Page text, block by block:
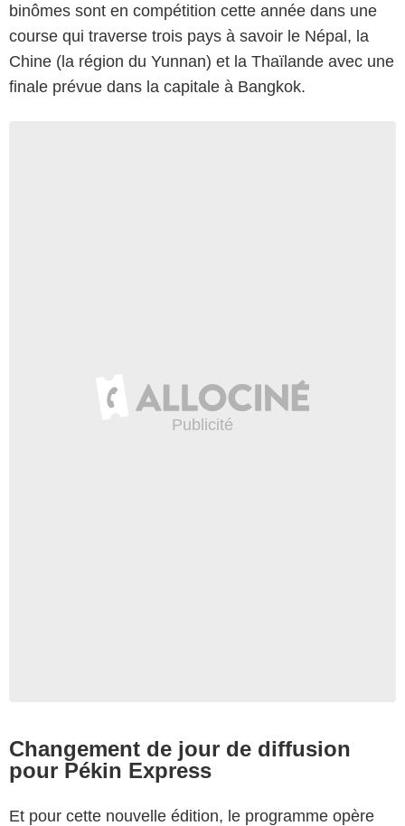
binômes sont en compétition cette année dans une
course qui traverse trois pays à savoir le Népal, la
Chine (la région du Yunnan) et la Thaïlande avec une
finale prévue dans la capitale à Bangkok.
Changement de jour de diffusion
pour Pékin Express
Et pour cette nouvelle édition, le programme opère